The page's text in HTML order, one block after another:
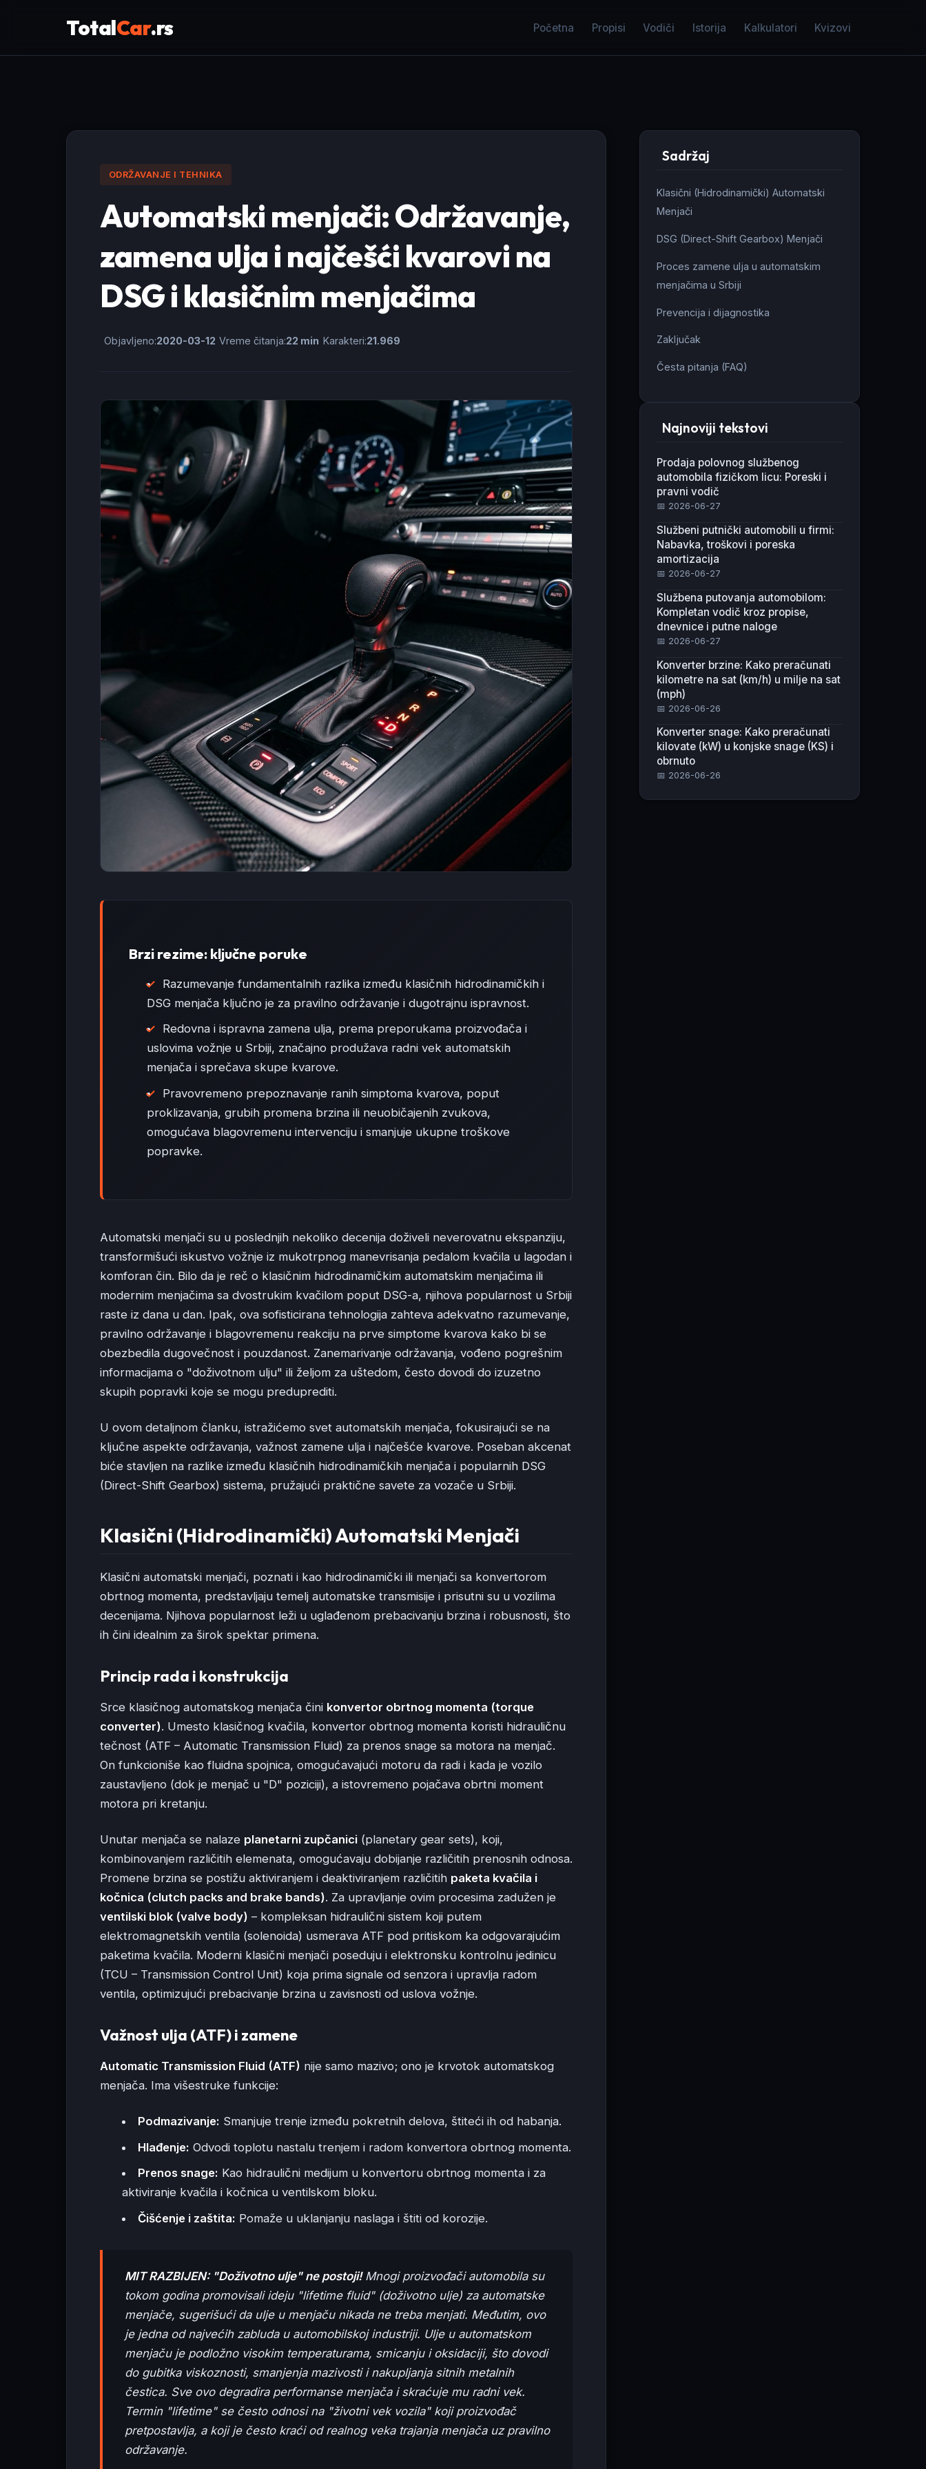
TotalCar.rs Početna Propisi Vodiči Istorija Kalkulatori Kvizovi
ODRŽAVANJE I TEHNIKA
Automatski menjači: Održavanje,
zamena ulja i najčešći kvarovi na
DSG i klasičnim menjačima
Objavljeno:2020-03-12 Vreme čitanja:22 min Karakteri:21.969
Brzi rezime: ključne poruke
Razumevanje fundamentalnih razlika između klasičnih hidrodinamičkih i
DSG menjača ključno je za pravilno održavanje i dugotrajnu ispravnost.
Redovna i ispravna zamena ulja, prema preporukama proizvođača i
uslovima vožnje u Srbiji, značajno produžava radni vek automatskih
menjača i sprečava skupe kvarove.
Pravovremeno prepoznavanje ranih simptoma kvarova, poput
proklizavanja, grubih promena brzina ili neuobičajenih zvukova,
omogućava blagovremenu intervenciju i smanjuje ukupne troškove
popravke.
Automatski menjači su u poslednjih nekoliko decenija doživeli neverovatnu ekspanziju,
transformišući iskustvo vožnje iz mukotrpnog manevrisanja pedalom kvačila u lagodan i
komforan čin. Bilo da je reč o klasičnim hidrodinamičkim automatskim menjačima ili
modernim menjačima sa dvostrukim kvačilom poput DSG-a, njihova popularnost u Srbiji
raste iz dana u dan. Ipak, ova sofisticirana tehnologija zahteva adekvatno razumevanje,
pravilno održavanje i blagovremenu reakciju na prve simptome kvarova kako bi se
obezbedila dugovečnost i pouzdanost. Zanemarivanje održavanja, vođeno pogrešnim
informacijama o "doživotnom ulju" ili željom za uštedom, često dovodi do izuzetno
skupih popravki koje se mogu preduprediti.
U ovom detaljnom članku, istražićemo svet automatskih menjača, fokusirajući se na
ključne aspekte održavanja, važnost zamene ulja i najčešće kvarove. Poseban akcenat
biće stavljen na razlike između klasičnih hidrodinamičkih menjača i popularnih DSG
(Direct-Shift Gearbox) sistema, pružajući praktične savete za vozače u Srbiji.
Klasični (Hidrodinamički) Automatski Menjači
Klasični automatski menjači, poznati i kao hidrodinamički ili menjači sa konvertorom
obrtnog momenta, predstavljaju temelj automatske transmisije i prisutni su u vozilima
decenijama. Njihova popularnost leži u uglađenom prebacivanju brzina i robusnosti, što
ih čini idealnim za širok spektar primena.
Princip rada i konstrukcija
Srce klasičnog automatskog menjača čini konvertor obrtnog momenta (torque
converter). Umesto klasičnog kvačila, konvertor obrtnog momenta koristi hidrauličnu
tečnost (ATF – Automatic Transmission Fluid) za prenos snage sa motora na menjač.
On funkcioniše kao fluidna spojnica, omogućavajući motoru da radi i kada je vozilo
zaustavljeno (dok je menjač u "D" poziciji), a istovremeno pojačava obrtni moment
motora pri kretanju.
Unutar menjača se nalaze planetarni zupčanici (planetary gear sets), koji,
kombinovanjem različitih elemenata, omogućavaju dobijanje različitih prenosnih odnosa.
Promene brzina se postižu aktiviranjem i deaktiviranjem različitih paketa kvačila i
kočnica (clutch packs and brake bands). Za upravljanje ovim procesima zadužen je
ventilski blok (valve body) – kompleksan hidraulični sistem koji putem
elektromagnetskih ventila (solenoida) usmerava ATF pod pritiskom ka odgovarajućim
paketima kvačila. Moderni klasični menjači poseduju i elektronsku kontrolnu jedinicu
(TCU – Transmission Control Unit) koja prima signale od senzora i upravlja radom
ventila, optimizujući prebacivanje brzina u zavisnosti od uslova vožnje.
Važnost ulja (ATF) i zamene
Automatic Transmission Fluid (ATF) nije samo mazivo; ono je krvotok automatskog
menjača. Ima višestruke funkcije:
Podmazivanje: Smanjuje trenje između pokretnih delova, štiteći ih od habanja.
Hlađenje: Odvodi toplotu nastalu trenjem i radom konvertora obrtnog momenta.
Prenos snage: Kao hidraulični medijum u konvertoru obrtnog momenta i za
aktiviranje kvačila i kočnica u ventilskom bloku.
Čišćenje i zaštita: Pomaže u uklanjanju naslaga i štiti od korozije.
MIT RAZBIJEN: "Doživotno ulje" ne postoji!Mnogi proizvođači automobila su
tokom godina promovisali ideju "lifetime fluid" (doživotno ulje) za automatske
menjače, sugerišući da ulje u menjaču nikada ne treba menjati. Međutim, ovo
je jedna od najvećih zabluda u automobilskoj industriji. Ulje u automatskom
menjaču je podložno visokim temperaturama, smicanju i oksidaciji, što dovodi
do gubitka viskoznosti, smanjenja mazivosti i nakupljanja sitnih metalnih
čestica. Sve ovo degradira performanse menjača i skraćuje mu radni vek.
Termin "lifetime" se često odnosi na "životni vek vozila" koji proizvođač
pretpostavlja, a koji je često kraći od realnog veka trajanja menjača uz pravilno
održavanje.
Sadržaj
Klasični (Hidrodinamički) Automatski
Menjači
DSG (Direct-Shift Gearbox) Menjači
Proces zamene ulja u automatskim
menjačima u Srbiji
Prevencija i dijagnostika
Zaključak
Česta pitanja (FAQ)
Najnoviji tekstovi
Prodaja polovnog službenog
automobila fizičkom licu: Poreski i
pravni vodič
📅 2026-06-27
Službeni putnički automobili u firmi:
Nabavka, troškovi i poreska
amortizacija
📅 2026-06-27
Službena putovanja automobilom:
Kompletan vodič kroz propise,
dnevnice i putne naloge
📅 2026-06-27
Konverter brzine: Kako preračunati
kilometre na sat (km/h) u milje na sat
(mph)
📅 2026-06-26
Konverter snage: Kako preračunati
kilovate (kW) u konjske snage (KS) i
obrnuto
📅 2026-06-26